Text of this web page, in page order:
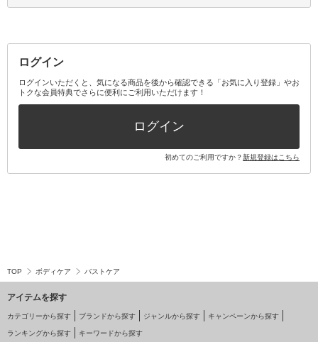
ログイン
ログインいただくと、気になる商品を後から確認できる「お気に入り登録」やお
トクな会員特典でさらに便利にご利用いただけます！
ログイン
初めてのご利用ですか？新規登録はこちら
TOP ボディケア バストケア
アイテムを探す
カテゴリーから探す ブランドから探す ジャンルから探す キャンペーンから探す
ランキングから探す キーワードから探す